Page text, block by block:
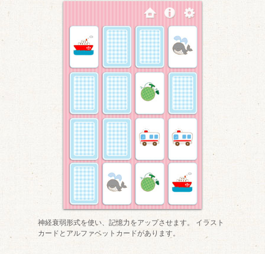
神経衰弱形式を使い、記憶力をアップさせます。 イラスト
カードとアルファベットカードがあります。